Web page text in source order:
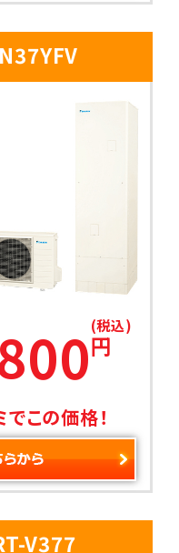
円
(税込)
この価格！
V377